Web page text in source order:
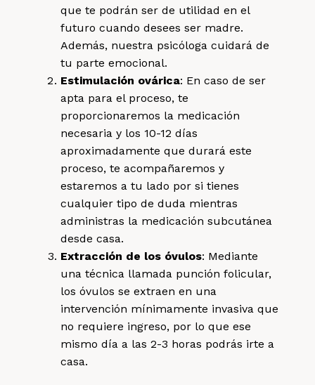
que te podrán ser de utilidad en el
futuro cuando desees ser madre.
Además, nuestra psicóloga cuidará de
tu parte emocional.
Estimulación ovárica: En caso de ser
apta para el proceso, te
proporcionaremos la medicación
necesaria y los 10-12 días
aproximadamente que durará este
proceso, te acompañaremos y
estaremos a tu lado por si tienes
cualquier tipo de duda mientras
administras la medicación subcutánea
desde casa.
Extracción de los óvulos: Mediante
una técnica llamada punción folicular,
los óvulos se extraen en una
intervención mínimamente invasiva que
no requiere ingreso, por lo que ese
mismo día a las 2-3 horas podrás irte a
casa.